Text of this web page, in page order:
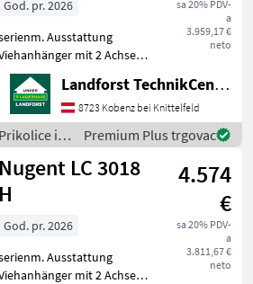
sa 20% PDV-
a
3.959,17 €
neto
God. pr. 2026
Ausstattung
mit 2 Achsen
Abmessungen: L 3, 71m / B
1, 80m / H 1, 93m
Höchstzulässiges
3.500 kg
ca. 1.250 kg /
Nutzlast
Landforst TechnikCenter Knittelfeld
8723 Kobenz bei Knittelfeld
Prikolice i
vozila /
Nugent
Premium Plus trgovac
Nugent LC 3018
H
4.574
€
sa 20% PDV-
a
3.811,67 €
neto
God. pr. 2026
Ausstattung
mit 2 Achsen